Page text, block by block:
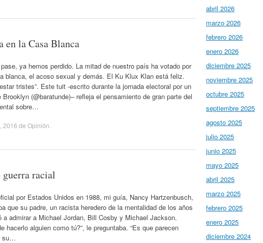
en la Casa Blanca
ya hemos perdido. La mitad de nuestro país ha votado por
blanca, el acoso sexual y demás. El Ku Klux Klan está feliz.
tristes”. Este tuit -escrito durante la jornada electoral por un
Brooklyn (@baratunde)– refleja el pensamiento de gran parte del
sobre…
2016 de Opinión
racial
por Estados Unidos en 1988, mi guía, Nancy Hartzenbusch,
que su padre, un racista heredero de la mentalidad de los años
a admirar a Michael Jordan, Bill Cosby y Michael Jackson.
hacerlo alguien como tú?”, le preguntaba. “Es que parecen
su…
abril 2026
marzo 2026
febrero 2026
enero 2026
diciembre 2025
noviembre 2025
octubre 2025
septiembre 2025
agosto 2025
julio 2025
junio 2025
mayo 2025
abril 2025
marzo 2025
febrero 2025
enero 2025
diciembre 2024